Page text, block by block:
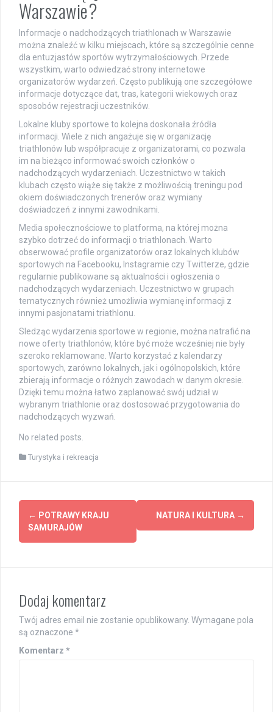
Warszawie?
Informacje o nadchodzących triathlonach w Warszawie
można znaleźć w kilku miejscach, które są szczególnie cenne
dla entuzjastów sportów wytrzymałościowych. Przede
wszystkim, warto odwiedzać strony internetowe
organizatorów wydarzeń. Często publikują one szczegółowe
informacje dotyczące dat, tras, kategorii wiekowych oraz
sposobów rejestracji uczestników.
Lokalne kluby sportowe to kolejna doskonała źródła
informacji. Wiele z nich angażuje się w organizację
triathlonów lub współpracuje z organizatorami, co pozwala
im na bieżąco informować swoich członków o
nadchodzących wydarzeniach. Uczestnictwo w takich
klubach często wiąże się także z możliwością treningu pod
okiem doświadczonych trenerów oraz wymiany
doświadczeń z innymi zawodnikami.
Media społecznościowe to platforma, na której można
szybko dotrzeć do informacji o triathlonach. Warto
obserwować profile organizatorów oraz lokalnych klubów
sportowych na Facebooku, Instagramie czy Twitterze, gdzie
regularnie publikowane są aktualności i ogłoszenia o
nadchodzących wydarzeniach. Uczestnictwo w grupach
tematycznych również umożliwia wymianę informacji z
innymi pasjonatami triathlonu.
Sledząc wydarzenia sportowe w regionie, można natrafić na
nowe oferty triathlonów, które być może wcześniej nie były
szeroko reklamowane. Warto korzystać z kalendarzy
sportowych, zarówno lokalnych, jak i ogólnopolskich, które
zbierają informacje o różnych zawodach w danym okresie.
Dzięki temu można łatwo zaplanować swój udział w
wybranym triathlonie oraz dostosować przygotowania do
nadchodzących wyzwań.
No related posts.
Turystyka i rekreacja
Post
navigation
← POTRAWY KRAJU
SAMURAJÓW
NATURA I KULTURA →
Dodaj komentarz
Twój adres email nie zostanie opublikowany. Wymagane pola
są oznaczone *
Komentarz *